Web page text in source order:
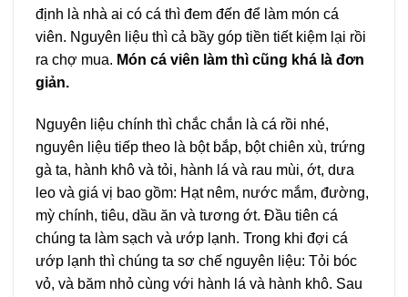
định là nhà ai có cá thì đem đến để làm món cá
viên. Nguyên liệu thì cả bầy góp tiền tiết kiệm lại rồi
ra chợ mua. Món cá viên làm thì cũng khá là đơn
giản.
Nguyên liệu chính thì chắc chắn là cá rồi nhé,
nguyên liệu tiếp theo là bột bắp, bột chiên xù, trứng
gà ta, hành khô và tỏi, hành lá và rau mùi, ớt, dưa
leo và giá vị bao gồm: Hạt nêm, nước mắm, đường,
mỳ chính, tiêu, dầu ăn và tương ớt. Đầu tiên cá
chúng ta làm sạch và ướp lạnh. Trong khi đợi cá
ướp lạnh thì chúng ta sơ chế nguyên liệu: Tỏi bóc
vỏ, và băm nhỏ cùng với hành lá và hành khô. Sau